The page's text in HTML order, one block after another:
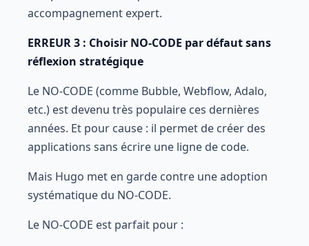
accompagnement expert.
ERREUR 3 : Choisir NO-CODE par défaut sans
réflexion stratégique
Le NO-CODE (comme Bubble, Webflow, Adalo,
etc.) est devenu très populaire ces dernières
années. Et pour cause : il permet de créer des
applications sans écrire une ligne de code.
Mais Hugo met en garde contre une adoption
systématique du NO-CODE.
Le NO-CODE est parfait pour :